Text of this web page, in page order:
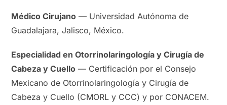
Médico Cirujano — Universidad Autónoma de
Guadalajara, Jalisco, México.
Especialidad en Otorrinolaringología y Cirugía de
Cabeza y Cuello — Certificación por el Consejo
Mexicano de Otorrinolaringología y Cirugía de
Cabeza y Cuello (CMORL y CCC) y por CONACEM.